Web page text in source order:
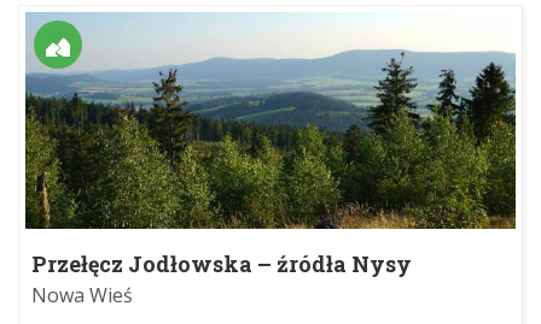
Przełęcz Jodłowska – źródła Nysy
Kłodzkiej
Nowa Wieś